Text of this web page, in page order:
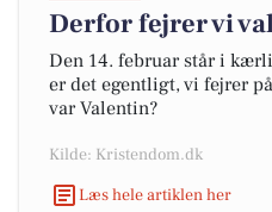
Derfor fejrer vi
Den 14. februar står i
er det egentligt, vi fejrer
var Valentin?
Kilde: Kristendom.dk
Læs hele artiklen her